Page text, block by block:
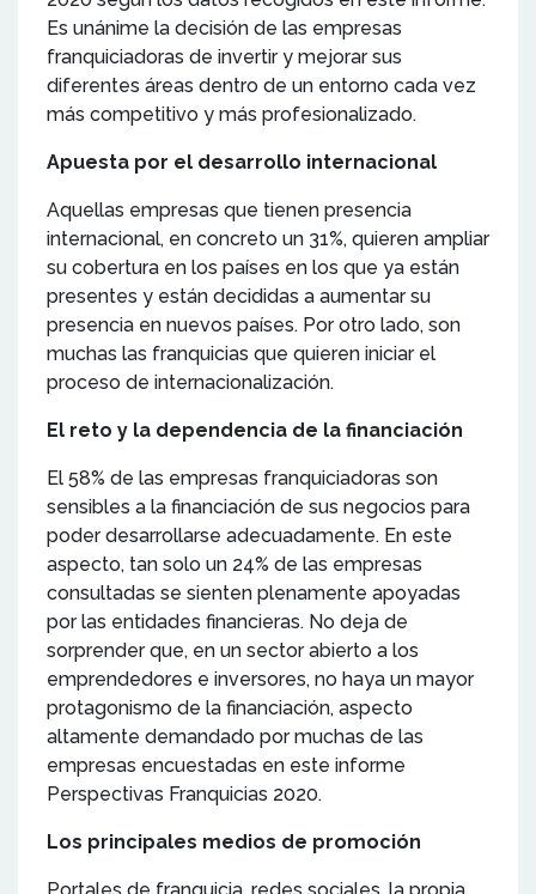
Es unánime la decisión de las empresas
franquiciadoras de invertir y mejorar sus
diferentes áreas dentro de un entorno cada vez
más competitivo y más profesionalizado.
Apuesta por el desarrollo internacional
Aquellas empresas que tienen presencia
internacional, en concreto un 31%, quieren ampliar
su cobertura en los países en los que ya están
presentes y están decididas a aumentar su
presencia en nuevos países. Por otro lado, son
muchas las franquicias que quieren iniciar el
proceso de internacionalización.
El reto y la dependencia de la financiación
El 58% de las empresas franquiciadoras son
sensibles a la financiación de sus negocios para
poder desarrollarse adecuadamente. En este
aspecto, tan solo un 24% de las empresas
consultadas se sienten plenamente apoyadas
por las entidades financieras. No deja de
sorprender que, en un sector abierto a los
emprendedores e inversores, no haya un mayor
protagonismo de la financiación, aspecto
altamente demandado por muchas de las
empresas encuestadas en este informe
Perspectivas Franquicias 2020.
Los principales medios de promoción
Portales de franquicia, redes sociales, la propia